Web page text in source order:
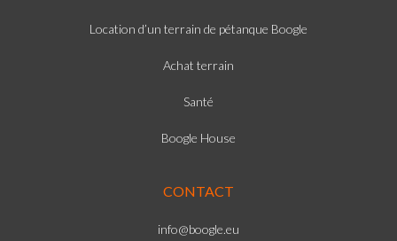
Location d’un terrain de pétanque Boogle
Achat terrain
Santé
Boogle House
CONTACT
info@boogle.eu